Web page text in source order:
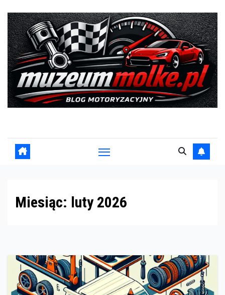
content
Miesiąc: luty 2026